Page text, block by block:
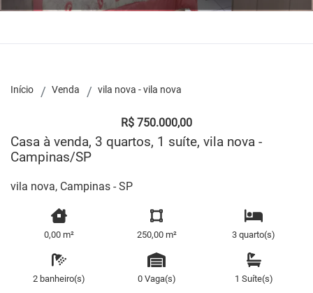
Início Venda vila nova - vila nova
R$ 750.000,00
Casa à venda, 3 quartos, 1 suíte, vila nova -
Campinas/SP
vila nova, Campinas - SP
0,00 m² 250,00 m² 3 quarto(s)
2 banheiro(s) 0 Vaga(s) 1 Suíte(s)